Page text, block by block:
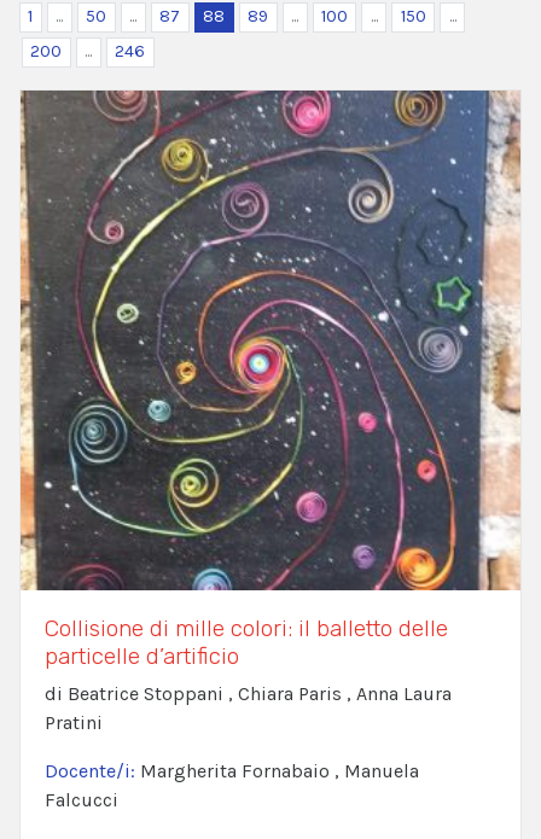
1 ... 50 ... 87 88 89 ... 100 ... 150
...
200
... 246
Collisione di mille colori: il balletto delle
particelle d’artificio
di Beatrice Stoppani , Chiara Paris , Anna Laura
Pratini
Docente/i: Margherita Fornabaio , Manuela
Falcucci